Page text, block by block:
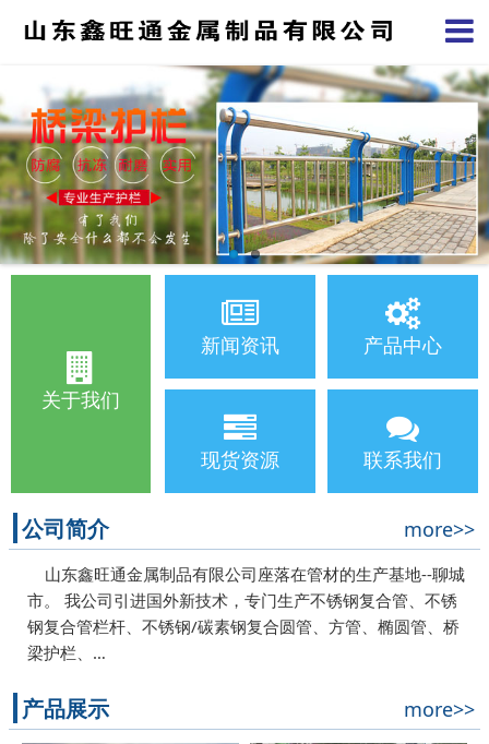
关于我们
新闻资讯 产品中心
现货资源 联系我们
公司简介 more>>
山东鑫旺通金属制品有限公司座落在管材的生产基地--聊城
市。 我公司引进国外新技术，专门生产不锈钢复合管、不锈
钢复合管栏杆、不锈钢/碳素钢复合圆管、方管、椭圆管、桥
梁护栏、…
产品展示 more>>